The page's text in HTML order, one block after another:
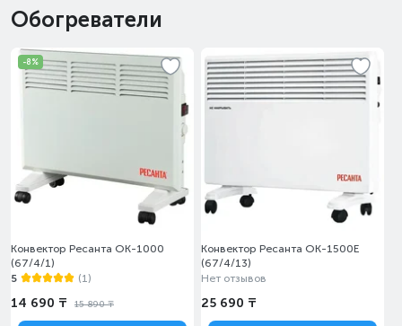
Обогреватели
-8%
Конвектор Ресанта ОК-1000
(67/4/1)
5
(1)
14 690 ₸ 15 890 ₸
Конвектор Ресанта ОК-1500Е
(67/4/13)
Нет отзывов
25 690 ₸